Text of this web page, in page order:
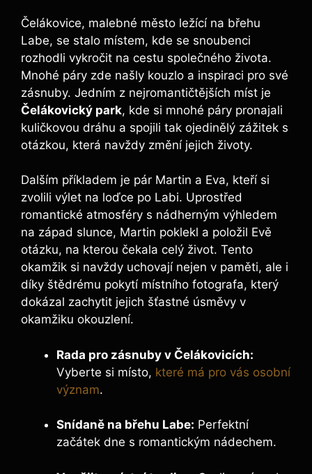
Čelákovice, malebné město ležící na břehu
Labe, se stalo místem, kde se snoubenci
rozhodli vykročit na cestu společného života.
Mnohé páry zde našly kouzlo a inspiraci pro své
zásnuby. Jedním z nejromantičtějších míst je
Čelákovický park, kde si mnohé páry pronajali
kuličkovou dráhu a spojili tak ojedinělý zážitek s
otázkou, která navždy změní jejich životy.
Dalším příkladem je pár Martin a Eva, kteří si
zvolili výlet na loďce po Labi. Uprostřed
romantické atmosféry s nádherným výhledem
na západ slunce, Martin poklekl a položil Evě
otázku, na kterou čekala celý život. Tento
okamžik si navždy uchovají nejen v paměti, ale i
díky štědrému pokytí místního fotografa, který
dokázal zachytit jejich šťastné úsměvy v
okamžiku okouzlení.
Rada pro zásnuby v Čelákovicích:
Vyberte si místo, které má pro vás osobní
význam.
Snídaně na břehu Labe: Perfektní
začátek dne s romantickým nádechem.